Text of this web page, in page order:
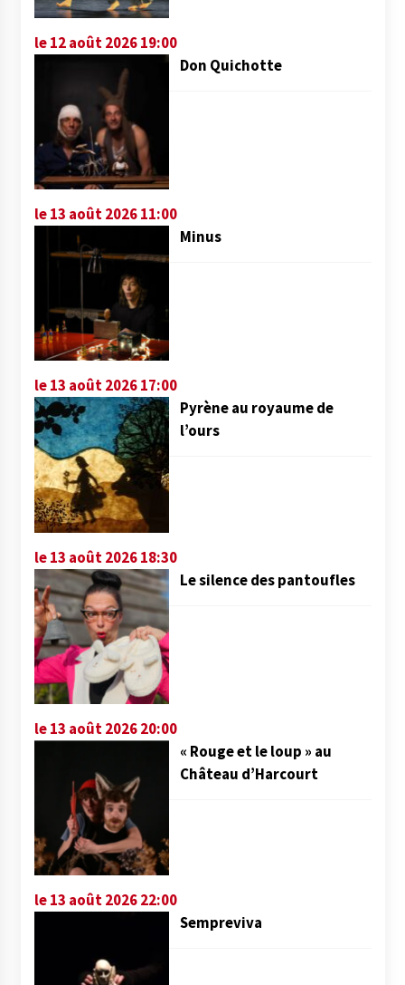
le 12 août 2026 19:00
Don Quichotte
le 13 août 2026 11:00
Minus
le 13 août 2026 17:00
Pyrène au royaume de
l’ours
le 13 août 2026 18:30
Le silence des pantoufles
le 13 août 2026 20:00
« Rouge et le loup » au
Château d’Harcourt
le 13 août 2026 22:00
Sempreviva